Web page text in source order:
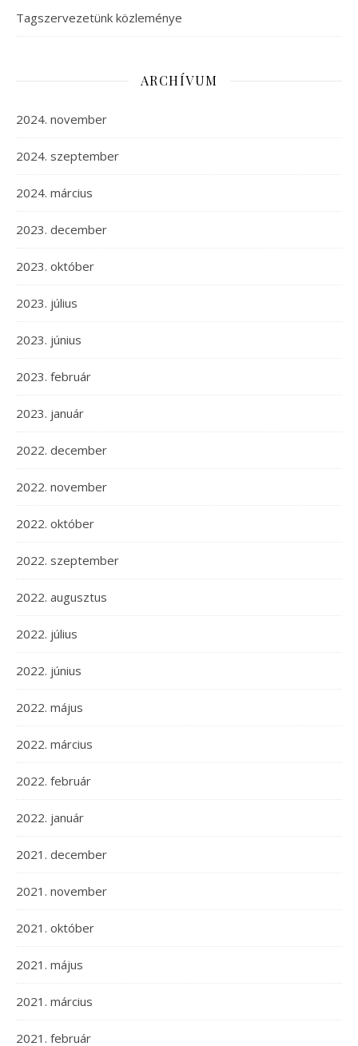
Tagszervezetünk közleménye
ARCHÍVUM
2024. november
2024. szeptember
2024. március
2023. december
2023. október
2023. július
2023. június
2023. február
2023. január
2022. december
2022. november
2022. október
2022. szeptember
2022. augusztus
2022. július
2022. június
2022. május
2022. március
2022. február
2022. január
2021. december
2021. november
2021. október
2021. május
2021. március
2021. február